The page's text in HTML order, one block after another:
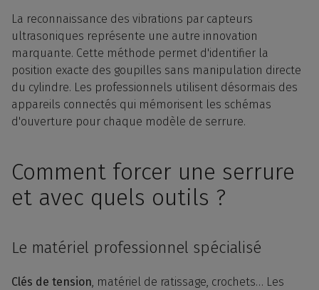
La reconnaissance des vibrations par capteurs
ultrasoniques représente une autre innovation
marquante. Cette méthode permet d'identifier la
position exacte des goupilles sans manipulation directe
du cylindre. Les professionnels utilisent désormais des
appareils connectés qui mémorisent les schémas
d'ouverture pour chaque modèle de serrure.
Comment forcer une serrure
et avec quels outils ?
Le matériel professionnel spécialisé
Clés de tension, matériel de ratissage, crochets… Les